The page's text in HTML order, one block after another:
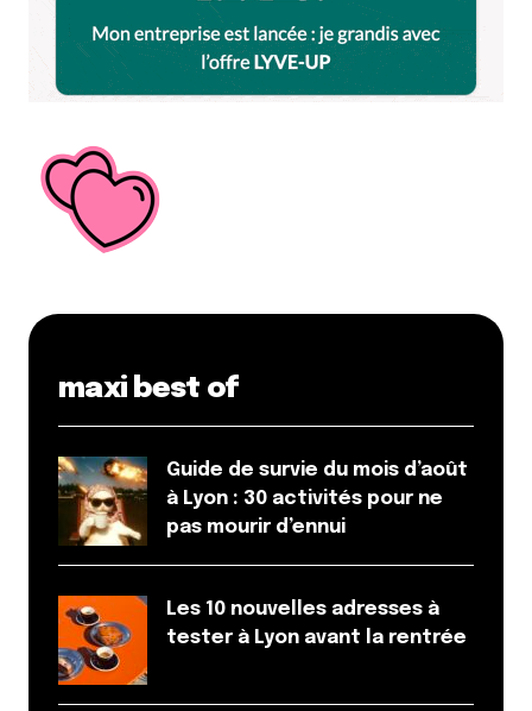
maxi best of
Guide de survie du mois d’août
à Lyon : 30 activités pour ne
pas mourir d’ennui
Les 10 nouvelles adresses à
tester à Lyon avant la rentrée